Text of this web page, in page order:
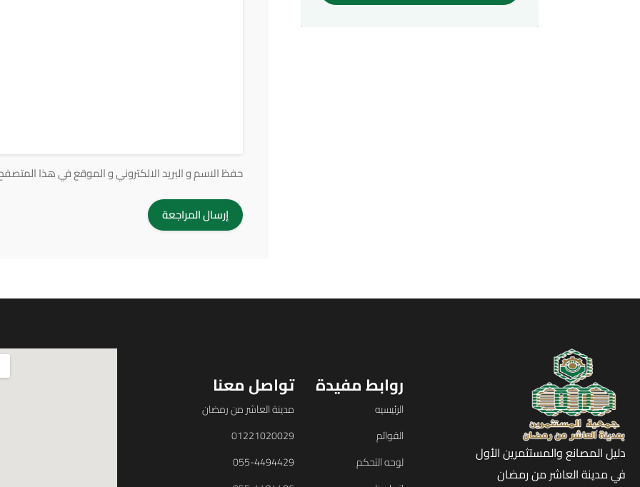
حفظ الاسم و البريد الالكتروني و الموقع في هذا
دليل المصانع والمستثمرين الأول
في مدينة العاشر من رمضان
روابط مفيدة
الرئيسيه
القوائم
لوحه التحكم
تواصل معنا
مدينة العاشر من رمضان
01221020029
055-4494429